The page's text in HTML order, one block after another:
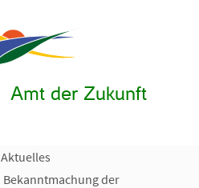
Amt der Zukunft
Aktuelles
Bekanntmachung der